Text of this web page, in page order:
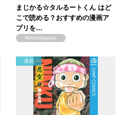
まじかる☆タルるートくん はど
こで読める？おすすめの漫画ア
プリを…
#ebookjapan
漫画